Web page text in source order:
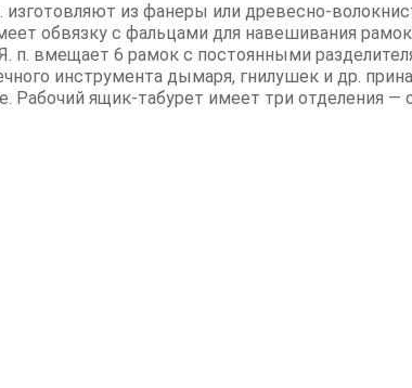
из фанеры или древесно-
обвязку с фальцами для навешивания рамок
п. вмещает 6 рамок с постоянными
инструмента дымаря, гнилушек и др.
Рабочий ящик-табурет имеет три отделения —